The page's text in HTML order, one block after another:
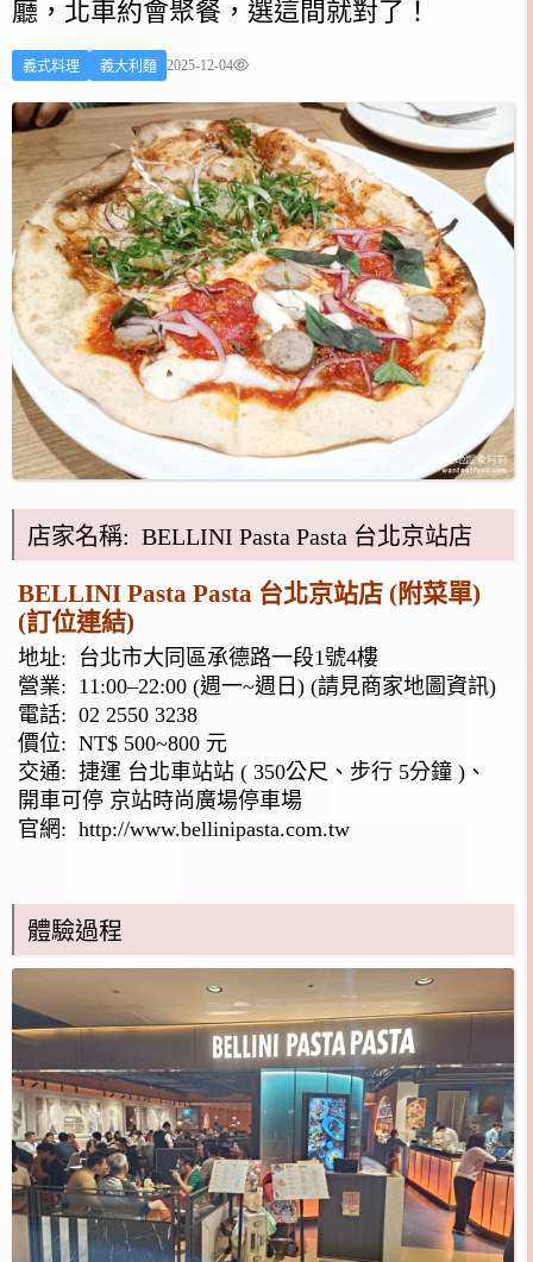
廳，北車約會聚餐，選這間就對了！
義式料理 義大利麵 2025-12-04
店家名稱: BELLINI Pasta Pasta 台北京站店
BELLINI Pasta Pasta 台北京站店 (附菜單)
(訂位連結)
地址:
台北市大同區承德路一段1號4樓
營業: 11:00–22:00 (週一~週日) (請見商家地圖資訊)
電話: 02 2550 3238
價位: NT$ 500~800 元
交通: 捷運 台北車站站 ( 350公尺、步行 5分鐘 )、
開車可停 京站時尚廣場停車場
官網: http://www.bellinipasta.com.tw
體驗過程